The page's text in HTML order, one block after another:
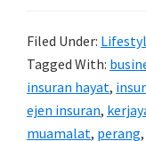
Filed Under:
Tagged With:
insuran hayat,
ejen insuran,
muamalat, perang,